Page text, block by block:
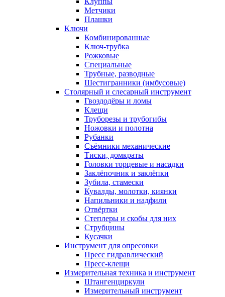
Метчики
Плашки
Ключи
Комбинированные
Ключ-трубка
Рожковые
Специальные
Трубные, разводные
Шестигранники (имбусовые)
Столярный и слесарный инструмент
Гвоздодёры и ломы
Клещи
Труборезы и трубогибы
Ножовки и полотна
Рубанки
Съёмники механические
Тиски, домкраты
Головки торцевые и насадки
Заклёпочник и заклёпки
Зубила, стамески
Кувалды, молотки, киянки
Напильники и надфили
Отвёртки
Степлеры и скобы для них
Струбцины
Кусачки
Инструмент для опресовки
Пресс гидравлический
Пресс-клещи
Измерительная техника и инструмент
Штангенциркули
Измерительный инструмент